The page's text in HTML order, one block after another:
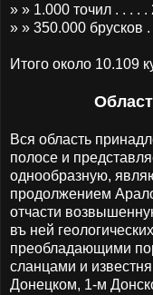
» » 1.000 точил . . . . .
» » 350.000 брусков
Итого около 10.109
Вся область
полосе и
однообразную,
продолжением
отчасти
въ ней
преобладающими
сланцами и
Донецком, 1-м